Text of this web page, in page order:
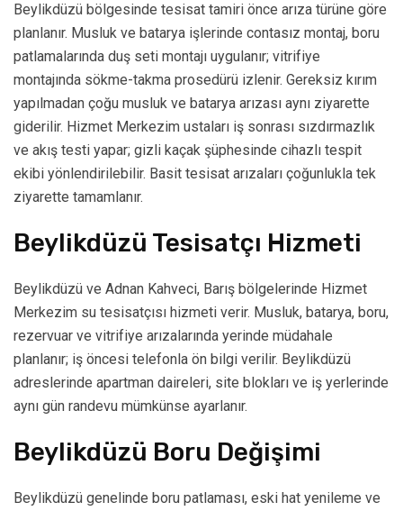
Beylikdüzü bölgesinde tesisat tamiri önce arıza türüne göre
planlanır. Musluk ve batarya işlerinde contasız montaj, boru
patlamalarında duş seti montajı uygulanır; vitrifiye
montajında sökme-takma prosedürü izlenir. Gereksiz kırım
yapılmadan çoğu musluk ve batarya arızası aynı ziyarette
giderilir. Hizmet Merkezim ustaları iş sonrası sızdırmazlık
ve akış testi yapar; gizli kaçak şüphesinde cihazlı tespit
ekibi yönlendirilebilir. Basit tesisat arızaları çoğunlukla tek
ziyarette tamamlanır.
Beylikdüzü Tesisatçı Hizmeti
Beylikdüzü ve Adnan Kahveci, Barış bölgelerinde Hizmet
Merkezim su tesisatçısı hizmeti verir. Musluk, batarya, boru,
rezervuar ve vitrifiye arızalarında yerinde müdahale
planlanır; iş öncesi telefonla ön bilgi verilir. Beylikdüzü
adreslerinde apartman daireleri, site blokları ve iş yerlerinde
aynı gün randevu mümkünse ayarlanır.
Beylikdüzü Boru Değişimi
Beylikdüzü genelinde boru patlaması, eski hat yenileme ve